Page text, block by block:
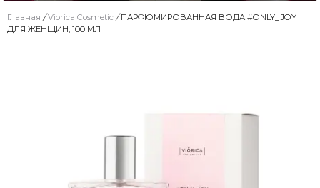
Главная / Viorica Cosmetic / ПАРФЮМИРОВАННАЯ ВОДА #ONLY_JOY
ДЛЯ ЖЕНЩИН, 100 МЛ